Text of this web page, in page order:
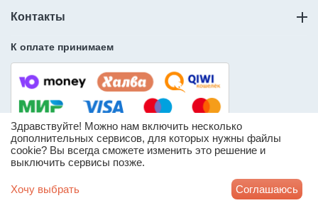
Контакты
К оплате принимаем
© ООО «Слорос» – продажа мебельной фурнитуры.
* Информация о количестве товара носит справочный
характер и может отличаться от реального доступного
количества товара на складе продавца.
Здравствуйте! Можно нам включить несколько
дополнительных сервисов, для которых нужны файлы
cookie? Вы всегда сможете изменить это решение и
выключить сервисы позже.
Хочу выбрать Соглашаюсь